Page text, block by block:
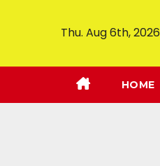
Thu. Aug 6th, 2026
HOME